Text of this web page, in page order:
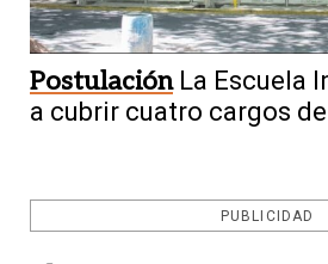
Postulación La Escuela
a cubrir cuatro cargos
PUBLICIDAD